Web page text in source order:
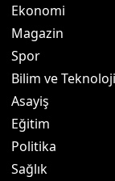
Ekonomi
Magazin
Spor
Bilim ve Teknoloji
Asayiş
Eğitim
Politika
Sağlık